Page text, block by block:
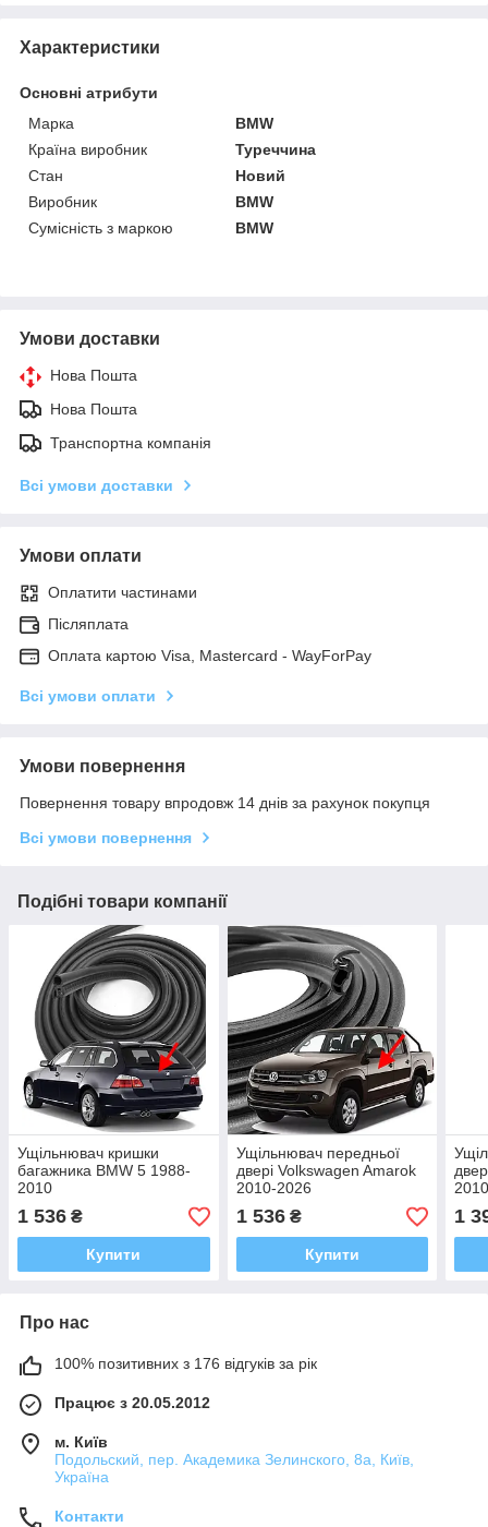
Характеристики
Основні атрибути
Марка
BMW
Країна виробник
Туреччина
Стан
Новий
Виробник
BMW
Сумісність з маркою
BMW
Умови доставки
Нова Пошта
Нова Пошта
Транспортна компанія
Всі умови доставки
Умови оплати
Оплатити частинами
Післяплата
Оплата картою Visa, Mastercard - WayForPay
Всі умови оплати
Умови повернення
Повернення товару впродовж 14 днів за рахунок покупця
Всі умови повернення
Подібні товари компанії
Ущільнювач кришки
багажника BMW 5 1988-
2010
1 536 ₴
Купити
Ущільнювач передньої
двері Volkswagen Amarok
2010-2026
1 536₴
Купити
1
Про нас
100% позитивних з 176 відгуків за рік
Працює з 20.05.2012
м. Київ
Подольский, пер. Академика Зелинского, 8а, Київ,
Україна
Контакти